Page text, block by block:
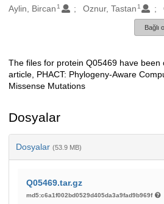
Aylin, Bircan 1 Oznur, Tastan 1
Bağlı
Açıklama
The files for protein Q05469 have
article, PHACT: Phylogeny-Aware
Missense Mutations
Dosyalar
Dosyalar (53.9 MB)
Q05469.tar.gz
md5:c6a1f002bd0529d405da3a9fad9b969f